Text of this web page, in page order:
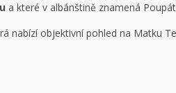
a které v albánštině znamená
nabízí objektivní pohled na Matku